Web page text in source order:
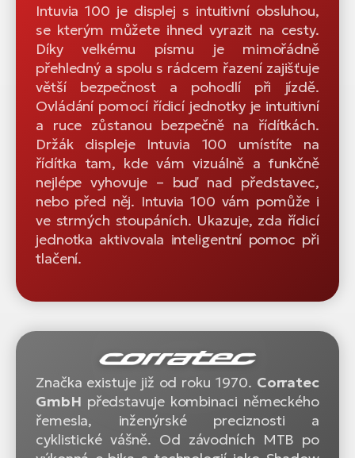
Intuvia 100 je displej s intuitivní obsluhou,
se kterým můžete ihned vyrazit na cesty.
Díky velkému písmu je mimořádně
přehledný a spolu s rádcem řazení zajišťuje
větší bezpečnost a pohodlí při jízdě.
Ovládání pomocí řídicí jednotky je intuitivní
a ruce zůstanou bezpečně na řídítkách.
Držák displeje Intuvia 100 umístíte na
řídítka tam, kde vám vizuálně a funkčně
nejlépe vyhovuje – buď nad představec,
nebo před něj. Intuvia 100 vám pomůže i
ve strmých stoupáních. Ukazuje, zda řídicí
jednotka aktivovala inteligentní pomoc při
tlačení.
Značka existuje již od roku 1970. Corratec
GmbH představuje kombinaci německého
řemesla, inženýrské preciznosti a
cyklistické vášně. Od závodních MTB po